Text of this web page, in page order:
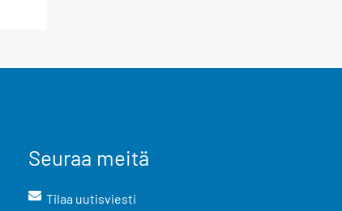
Seuraa meitä
Tilaa uutisviesti